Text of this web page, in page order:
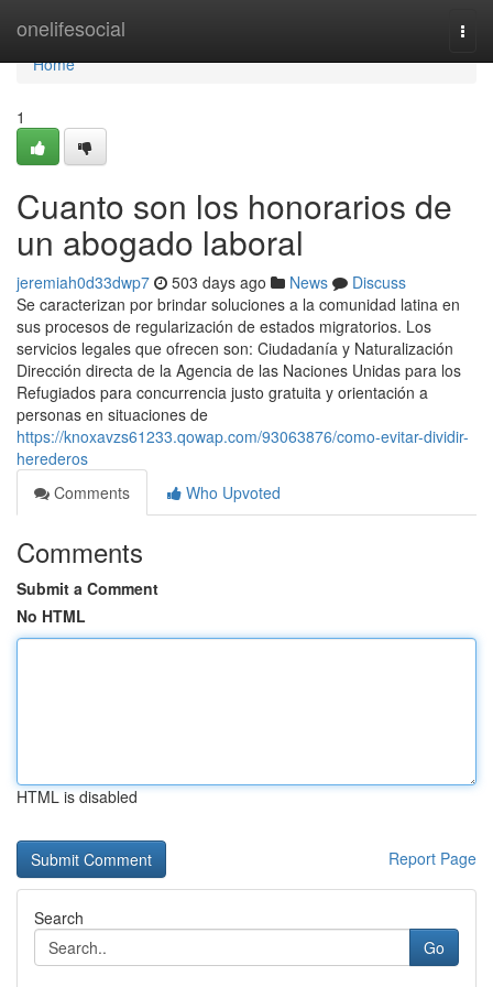
onelifesocial
Home
Home
1
Cuanto son los honorarios de
un abogado laboral
jeremiah0d33dwp7 503 days ago News
Discuss
Se caracterizan por brindar soluciones a la comunidad latina en
sus procesos de regularización de estados migratorios. Los
servicios legales que ofrecen son: Ciudadanía y Naturalización
Dirección directa de la Agencia de las Naciones Unidas para los
Refugiados para concurrencia justo gratuita y orientación a
personas en situaciones de
https://knoxavzs61233.qowap.com/93063876/como-evitar-dividir-
herederos
Comments
Who Upvoted
Comments
Submit a Comment
No HTML
HTML is disabled
Report Page
Search
Go